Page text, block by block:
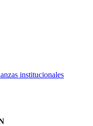
institucionales